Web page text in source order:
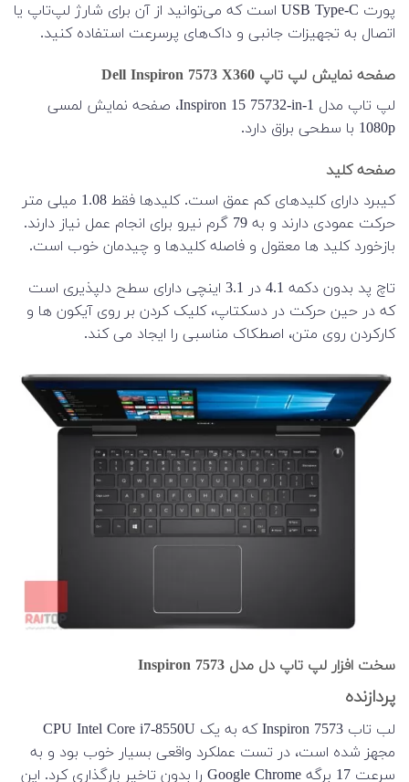
پورت USB Type-C است که می‌توانید از آن برای شارژ لپ‌تاپ یا
اتصال به تجهیزات جانبی و داک‌های پرسرعت استفاده کنید.
صفحه نمایش لپ تاپ Dell Inspiron 7573 X360
لپ تاپ مدل Inspiron 15 75732-in-1، صفحه نمایش لمسی
1080p با سطحی براق دارد.
صفحه کلید
کیبرد دارای کلیدهای کم عمق است. کلیدها فقط 1.08 میلی متر
حرکت عمودی دارند و به 79 گرم نیرو برای انجام عمل نیاز دارند.
بازخورد کلید ها معقول و فاصله کلیدها و چیدمان خوب است.
تاچ پد بدون دکمه 4.1 در 3.1 اینچی دارای سطح دلپذیری است
که در حین حرکت در دسکتاپ، کلیک کردن بر روی آیکون ها و
کارکردن روی متن، اصطکاک مناسبی را ایجاد می کند.
سخت افزار لپ تاپ دل مدل Inspiron 7573
پردازنده
لب تاب Inspiron 7573 که به یک CPU Intel Core i7-8550U
مجهز شده است، در تست عملکرد واقعی بسیار خوب بود و به
سرعت 17 برگه Google Chrome را بدون تاخیر بارگذاری کرد. این